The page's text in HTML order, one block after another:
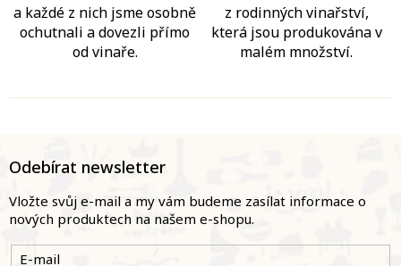
a každé z nich jsme osobně
ochutnali a dovezli přímo
od vinaře.
z rodinných vinařství,
která jsou produkována v
malém množství.
a
Odebírat newsletter
Vložte svůj e-mail a my vám budeme zasílat informace o
nových produktech na našem e-shopu.
E-mail